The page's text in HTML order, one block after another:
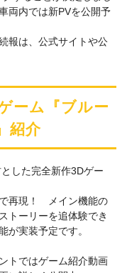
両内では新PVを公開予
報は、公式サイトや公
ーム『ブルー
紹介
した完全新作3Dゲー
再現！ メイン機能の
トーリーを追体験でき
が実装予定です。
トではゲーム紹介動画